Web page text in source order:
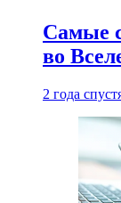
Самые
во
2 года